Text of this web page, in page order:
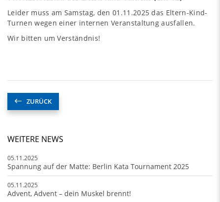
Leider muss am Samstag, den 01.11.2025 das Eltern-Kind-
Turnen wegen einer internen Veranstaltung ausfallen.
Wir bitten um Verständnis!
ZURÜCK
WEITERE NEWS
05.11.2025
Spannung auf der Matte: Berlin Kata Tournament 2025
05.11.2025
Advent, Advent – dein Muskel brennt!